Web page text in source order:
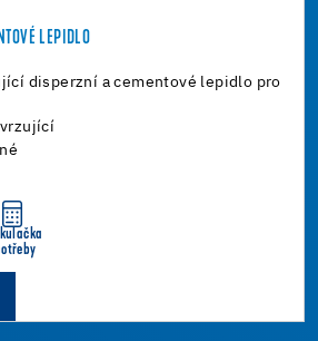
LEPIDLO
disperzní a cementové lepidlo pro